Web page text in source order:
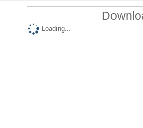
Loading...